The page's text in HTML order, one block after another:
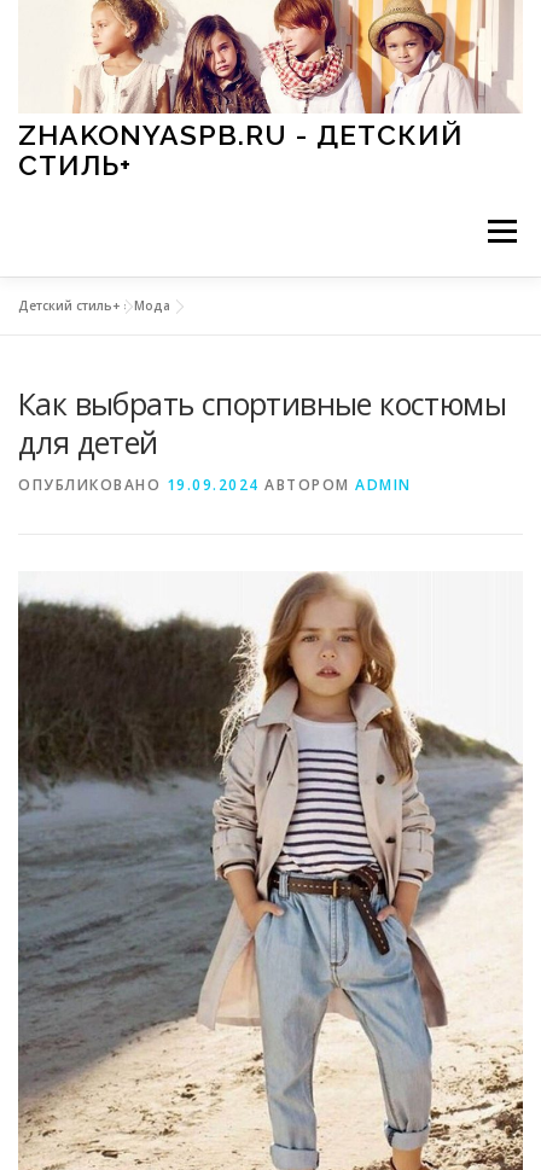
Перейти к содержимому
ZHAKONYASPB.RU - ДЕТСКИЙ
СТИЛЬ+
Меню
ПРАЗДНИКИ СТИЛЬ СТАТЬИ
Детский стиль+ »Мода
Как выбрать спортивные костюмы
для детей
ОПУБЛИКОВАНО 19.09.2024 АВТОРОМ ADMIN